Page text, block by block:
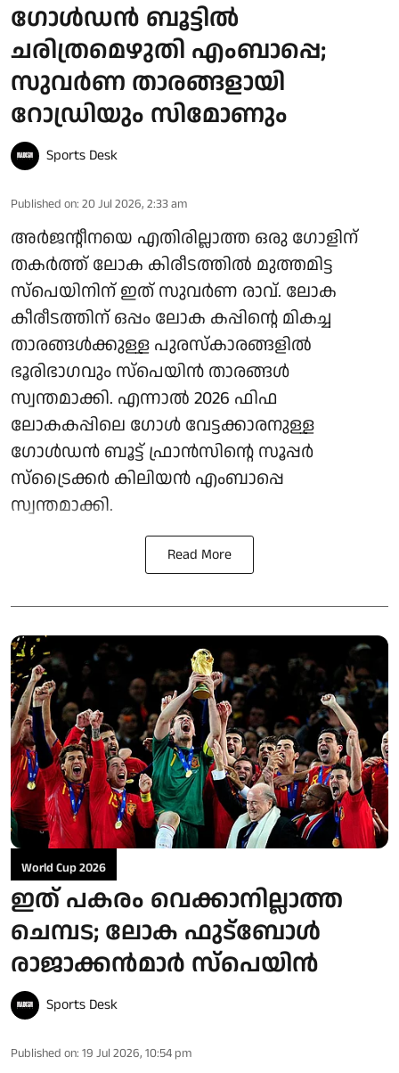
ഗോള്‍ഡന്‍ ബൂട്ടില്‍
ചരിത്രമെഴുതി എംബാപ്പെ;
സുവര്‍ണ താരങ്ങളായി
റോഡ്രിയും സിമോണും
Sports Desk
Published on: 20 Jul 2026, 2:33 am
അര്‍ജന്റീനയെ എതിരില്ലാത്ത ഒരു ഗോളിന്
തകര്‍ത്ത് ലോക കിരീടത്തില്‍ മുത്തമിട്ട
സ്‌പെയിനിന് ഇത് സുവര്‍ണ രാവ്. ലോക
കീരീടത്തിന് ഒപ്പം ലോക കപ്പിന്റെ മികച്ച
താരങ്ങള്‍ക്കുള്ള പുരസ്‌കാരങ്ങളില്‍
ഭൂരിഭാഗവും സ്‌പെയിന്‍ താരങ്ങള്‍
സ്വന്തമാക്കി. എന്നാല്‍ 2026 ഫിഫ
ലോകകപ്പിലെ ഗോള്‍ വേട്ടക്കാരനുള്ള
ഗോള്‍ഡന്‍ ബൂട്ട് ഫ്രാന്‍സിന്റെ സൂപ്പര്‍
സ്‌ട്രൈക്കര്‍ കിലിയന്‍ എംബാപ്പെ
സ്വന്തമാക്കി.
Read More
World Cup 2026
ഇത് പകരം വെക്കാനില്ലാത്ത
ചെമ്പട; ലോക ഫുട്ബാേൾ
രാജാക്കൻമാർ സ്പെയിൻ
Sports Desk
Published on: 19 Jul 2026, 10:54 pm